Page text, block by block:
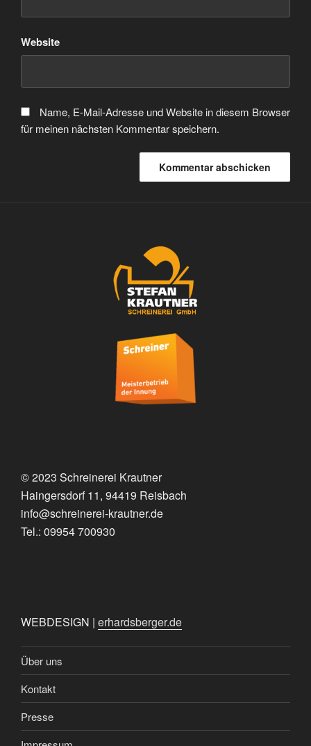
Website
Name, E-Mail-Adresse und Website in diesem Browser
für meinen nächsten Kommentar speichern.
© 2023 Schreinerei Krautner
Haingersdorf 11, 94419 Reisbach
info@schreinerei-krautner.de
Tel.: 09954 700930
WEBDESIGN | erhardsberger.de
Über uns
Kontakt
Presse